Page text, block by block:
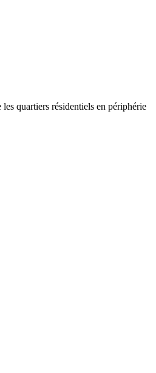
quartiers résidentiels en périphérie